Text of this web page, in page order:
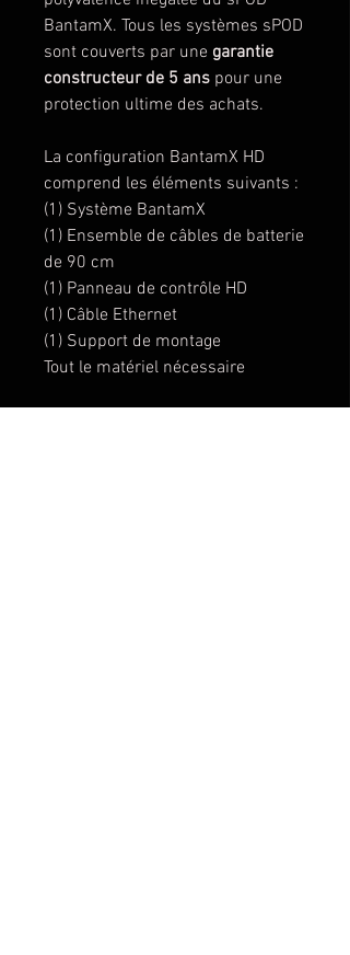
BantamX. Tous les systèmes sPOD
sont couverts par une garantie
constructeur de 5 ans pour une
protection ultime des achats.
La configuration BantamX HD
comprend les éléments suivants :
(1) Système BantamX
(1) Ensemble de câbles de batterie
de 90 cm
(1) Panneau de contrôle HD
(1) Câble Ethernet
(1) Support de montage
Tout le matériel nécessaire